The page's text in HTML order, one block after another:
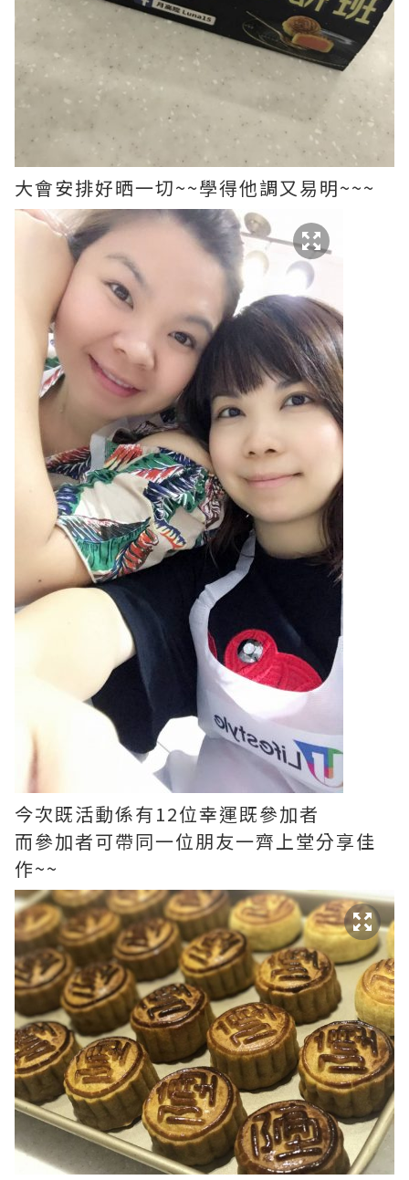
大會安排好晒一切~~學得他調又易明~~~
今次既活動係有12位幸運既參加者
而參加者可帶同一位朋友一齊上堂分享佳
作~~